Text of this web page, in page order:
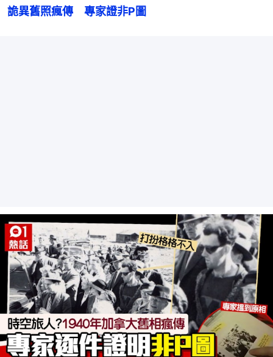
詭異舊照瘋傳　專家證非P圖